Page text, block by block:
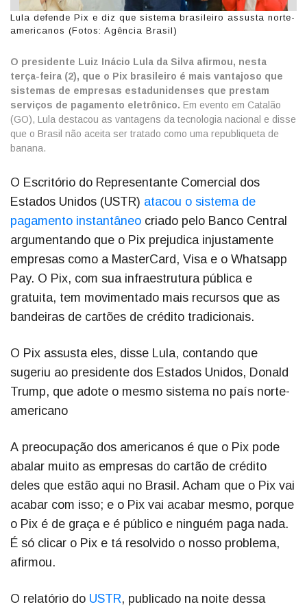
Lula defende Pix e diz que sistema brasileiro assusta norte-
americanos (Fotos: Agência Brasil)
O presidente Luiz Inácio Lula da Silva afirmou, nesta
terça-feira (2), que o Pix brasileiro é mais vantajoso que
sistemas de empresas estadunidenses que prestam
serviços de pagamento eletrônico. Em evento em Catalão
(GO), Lula destacou as vantagens da tecnologia nacional e disse
que o Brasil não aceita ser tratado como uma republiqueta de
banana.
O Escritório do Representante Comercial dos
Estados Unidos (USTR) atacou o sistema de
pagamento instantâneo criado pelo Banco Central
argumentando que o Pix prejudica injustamente
empresas como a MasterCard, Visa e o Whatsapp
Pay. O Pix, com sua infraestrutura pública e
gratuita, tem movimentado mais recursos que as
bandeiras de cartões de crédito tradicionais.
O Pix assusta eles, disse Lula, contando que
sugeriu ao presidente dos Estados Unidos, Donald
Trump, que adote o mesmo sistema no país norte-
americano
A preocupação dos americanos é que o Pix pode
abalar muito as empresas do cartão de crédito
deles que estão aqui no Brasil. Acham que o Pix vai
acabar com isso; e o Pix vai acabar mesmo, porque
o Pix é de graça e é público e ninguém paga nada.
É só clicar o Pix e tá resolvido o nosso problema,
afirmou.
O relatório do USTR, publicado na noite dessa